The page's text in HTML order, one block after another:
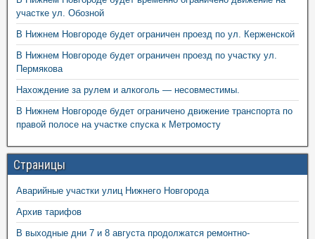
участке ул. Обозной
В Нижнем Новгороде будет ограничен проезд по ул. Керженской
В Нижнем Новгороде будет ограничен проезд по участку ул.
Пермякова
Нахождение за рулем и алкоголь — несовместимы.
В Нижнем Новгороде будет ограничено движение транспорта по
правой полосе на участке спуска к Метромосту
Страницы
Аварийные участки улиц Нижнего Новгорода
Архив тарифов
В выходные дни 7 и 8 августа продолжатся ремонтно-